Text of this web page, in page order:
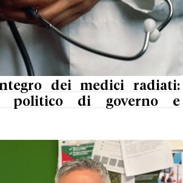
dei medici radiati:
politico di governo e